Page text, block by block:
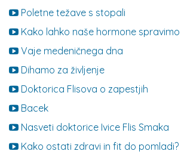
Poletne težave s stopali
Kako lahko naše hormone spravimo
Vaje medeničnega dna
Dihamo za življenje
Doktorica Flisova o zapestjih
Bacek
Nasveti doktorice Ivice Flis Smaka
Kako ostati zdravi in fit do pomladi?